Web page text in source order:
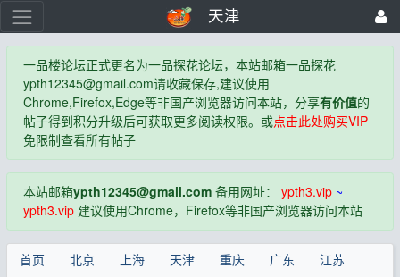
天津
一品楼论坛正式更名为一品探花论坛，本站邮箱一品探花
ypth12345@gmail.com请收藏保存,建议使用
Chrome,Firefox,Edge等非国产浏览器访问本站，分享有价值的
帖子得到积分升级后可获取更多阅读权限。或点击此处购买VIP
免限制查看所有帖子
本站邮箱ypth12345@gmail.com备用网址： ypth3.vip~
ypth3.vip建议使用Chrome，Firefox等非国产浏览器访问本站
首页 北京 上海 天津 重庆 广东
江苏